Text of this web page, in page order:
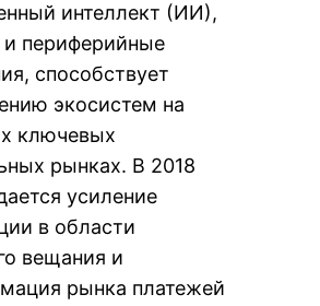
интеллект (ИИ),
и периферийные
способствует
экосистем на
ключевых
рынках. В 2018
усиление
в области
вещания и
рынка платежей